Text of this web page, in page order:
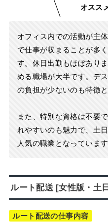
オスス
オフィス内での活動が主
で仕事が収まることが多
す。休日出勤もほぼあり
める職場が大半です。デ
の負担が少ないのも特徴
また、特別な資格は不要
れやすいのも魅力で、土
人気の職業となっています
ルート配送 [女性版・土
ルート配送の仕事内容